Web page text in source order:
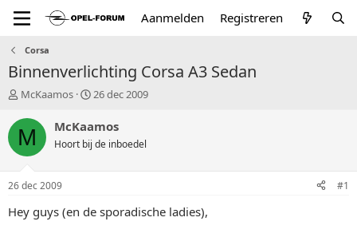
Aanmelden Registreren
Corsa
Binnenverlichting Corsa A3 Sedan
T
p
i
a
r
t
McKaamos
S
a
t
u
26 dec 2009
M McKaamos
Hoort bij de inboedel
26 dec 2009 #1
Hey guys (en de sporadische ladies),